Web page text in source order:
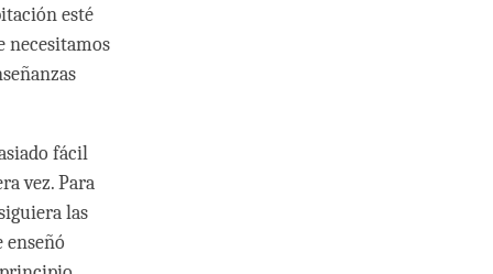
esté
necesitamos
fácil
vez. Para
las
enseñó